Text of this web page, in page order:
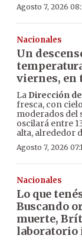
Agosto 7, 2026
Nacionales
Un
viernes, en
La Dirección
fresca, con
moderados del
oscilará entre
alta, alrededor
Agosto 7, 2026
Nacionales
Lo que
Buscando
muerte,
laboratorio